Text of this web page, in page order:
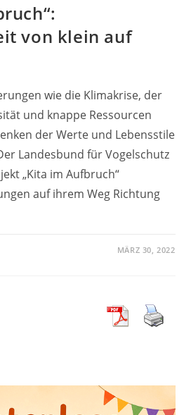
von klein auf
wie die Klimakrise, der
und knappe Ressourcen
der Werte und Lebensstile
Landesbund für Vogelschutz
„Kita im Aufbruch“
auf ihrem Weg Richtung
MÄRZ 30, 2022